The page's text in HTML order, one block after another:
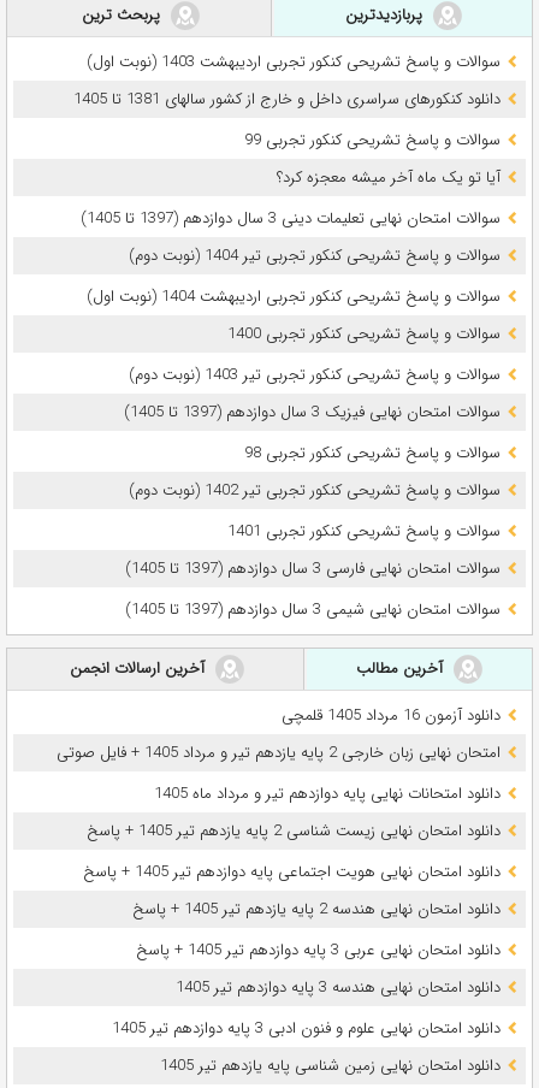
پربازدیدترین
پربحث ترین
سوالات و پاسخ تشریحی کنکور تجربی اردیبهشت 1403 (نوبت اول)
دانلود کنکورهای سراسری داخل و خارج از کشور سالهای 1381 تا 1405
سوالات و پاسخ تشریحی کنکور تجربی 99
آیا تو یک ماه آخر میشه معجزه کرد؟
سوالات امتحان نهایی تعلیمات دینی 3 سال دوازدهم (1397 تا 1405)
سوالات و پاسخ تشریحی کنکور تجربی تیر 1404 (نوبت دوم)
سوالات و پاسخ تشریحی کنکور تجربی اردیبهشت 1404 (نوبت اول)
سوالات و پاسخ تشریحی کنکور تجربی 1400
سوالات و پاسخ تشریحی کنکور تجربی تیر 1403 (نوبت دوم)
سوالات امتحان نهایی فیزیک 3 سال دوازدهم (1397 تا 1405)
سوالات و پاسخ تشریحی کنکور تجربی 98
سوالات و پاسخ تشریحی کنکور تجربی تیر 1402 (نوبت دوم)
سوالات و پاسخ تشریحی کنکور تجربی 1401
سوالات امتحان نهایی فارسی 3 سال دوازدهم (1397 تا 1405)
سوالات امتحان نهایی شیمی 3 سال دوازدهم (1397 تا 1405)
آخرین مطالب
آخرین ارسالات انجمن
دانلود آزمون 16 مرداد 1405 قلمچی
امتحان نهایی زبان خارجی 2 پایه یازدهم تیر و مرداد 1405 + فایل صوتی
دانلود امتحانات نهایی پایه دوازدهم تیر و مرداد ماه 1405
دانلود امتحان نهایی زیست شناسی 2 پایه یازدهم تیر 1405 + پاسخ
دانلود امتحان نهایی هویت اجتماعی پایه دوازدهم تیر 1405 + پاسخ
دانلود امتحان نهایی هندسه 2 پایه یازدهم تیر 1405 + پاسخ
دانلود امتحان نهایی عربی 3 پایه دوازدهم تیر 1405 + پاسخ
دانلود امتحان نهایی هندسه 3 پایه دوازدهم تیر 1405
دانلود امتحان نهایی علوم و فنون ادبی 3 پایه دوازدهم تیر 1405
دانلود امتحان نهایی زمین شناسی پایه یازدهم تیر 1405